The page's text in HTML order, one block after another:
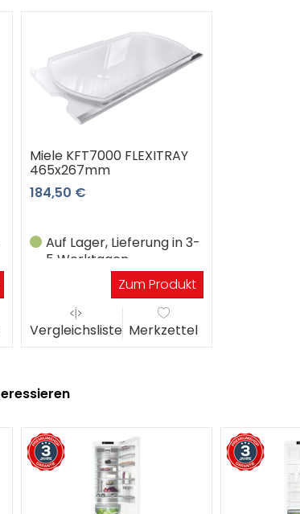
Miele KFT7000 FLEXITRAY
465x267mm
184,50 €
Auf Lager, Lieferung in 3-
5 Werktagen
Zum Produkt
Vergleichsliste Merkzettel